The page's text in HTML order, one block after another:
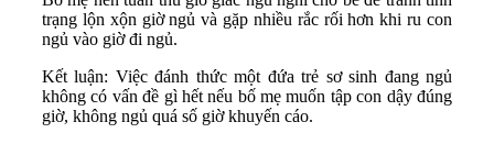
trạng lộn xộn giờ ngủ và gặp nhiều rắc rối hơn khi ru con
ngủ vào giờ đi ngủ.
Kết luận: Việc đánh thức một đứa trẻ sơ sinh đang ngủ
không có vấn đề gì hết nếu bố mẹ muốn tập con dậy đúng
giờ, không ngủ quá số giờ khuyến cáo.